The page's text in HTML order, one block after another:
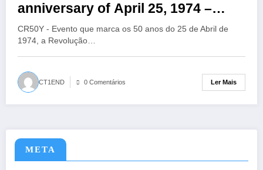
anniversary of April 25, 1974 –
Evento que marca os 50 anos do
25 de Abril de 1974.
CR50Y - Evento que marca os 50 anos do 25 de Abril de
1974, a Revolução…
CT1END 0 Comentários Ler Mais
META